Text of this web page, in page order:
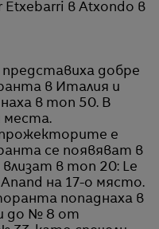
Etxebarri в Atxondo в
добре
в Италия и
в топ 50. В
места.
е
се появяват в
влизат в топ 20: Le
на 17-о място.
попаднаха в
до № 8 от